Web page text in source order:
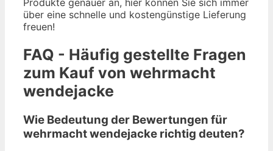
Produkte genauer an, hier können Sie sich immer
über eine schnelle und kostengünstige Lieferung
freuen!
FAQ - Häufig gestellte Fragen
zum Kauf von wehrmacht
wendejacke
Wie Bedeutung der Bewertungen für
wehrmacht wendejacke richtig deuten?